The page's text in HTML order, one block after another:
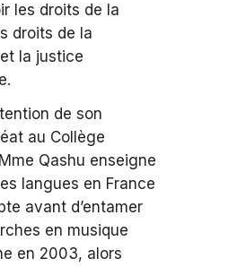
les droits de la
droits de la
la justice
de son
au Collège
Qashu enseigne
langues en France
avant d’entamer
en musique
en 2003, alors